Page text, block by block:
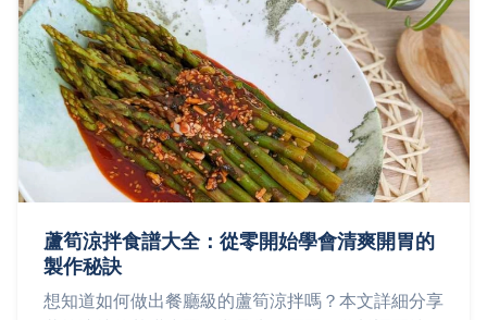
日，都能找到靈感。
蘆筍涼拌食譜大全：從零開始學會清爽開胃的
製作秘訣
想知道如何做出餐廳級的蘆筍涼拌嗎？本文詳細分享